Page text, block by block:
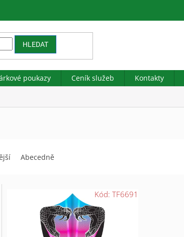
HLEDAT
poukazy Ceník služeb Kontakty
Abecedně
Kód: TF6691